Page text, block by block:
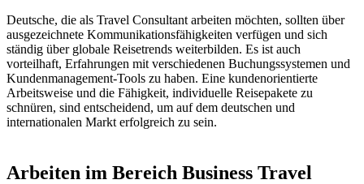
Deutsche, die als Travel Consultant arbeiten möchten, sollten über
ausgezeichnete Kommunikationsfähigkeiten verfügen und sich
ständig über globale Reisetrends weiterbilden. Es ist auch
vorteilhaft, Erfahrungen mit verschiedenen Buchungssystemen und
Kundenmanagement-Tools zu haben. Eine kundenorientierte
Arbeitsweise und die Fähigkeit, individuelle Reisepakete zu
schnüren, sind entscheidend, um auf dem deutschen und
internationalen Markt erfolgreich zu sein.
Arbeiten im Bereich Business Travel